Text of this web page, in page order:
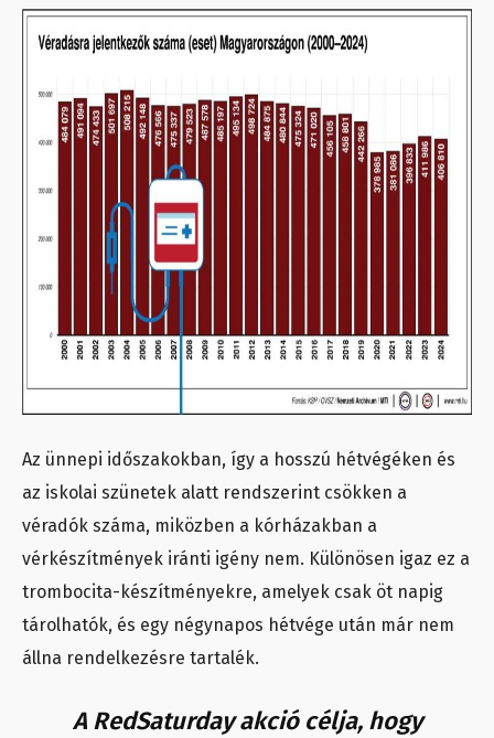
Az ünnepi időszakokban, így a hosszú hétvégéken és
az iskolai szünetek alatt rendszerint csökken a
véradók száma, miközben a kórházakban a
vérkészítmények iránti igény nem. Különösen igaz ez a
trombocita-készítményekre, amelyek csak öt napig
tárolhatók, és egy négynapos hétvége után már nem
állna rendelkezésre tartalék.
A RedSaturday akció célja, hogy